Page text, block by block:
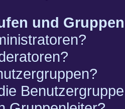
und Gruppen